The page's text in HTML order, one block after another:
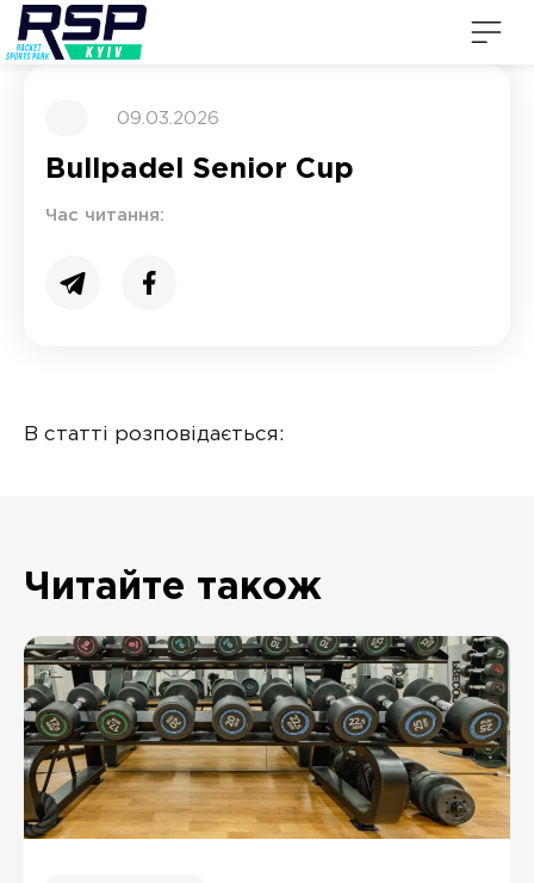
09.03.2026
Bullpadel Senior Cup
Час читання:
В статті розповідається:
Читайте також